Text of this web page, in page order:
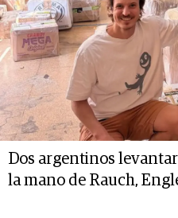
Dos argentinos
la mano de Rauch,